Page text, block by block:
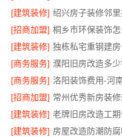
[建筑装修] 绍兴房子装修邻
[招商加盟] 桐乡市环保装饰
[建筑装修] 独栋私宅重钢建
[商务服务]
[商务服务] 洛阳装饰费用-河
[招商加盟] 常州优秀新房装
[建筑装修]
[建筑装修] 房屋改造防潮防